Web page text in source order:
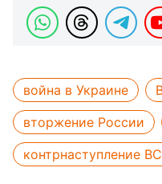
война в Украине
вторжение России
контрнаступление